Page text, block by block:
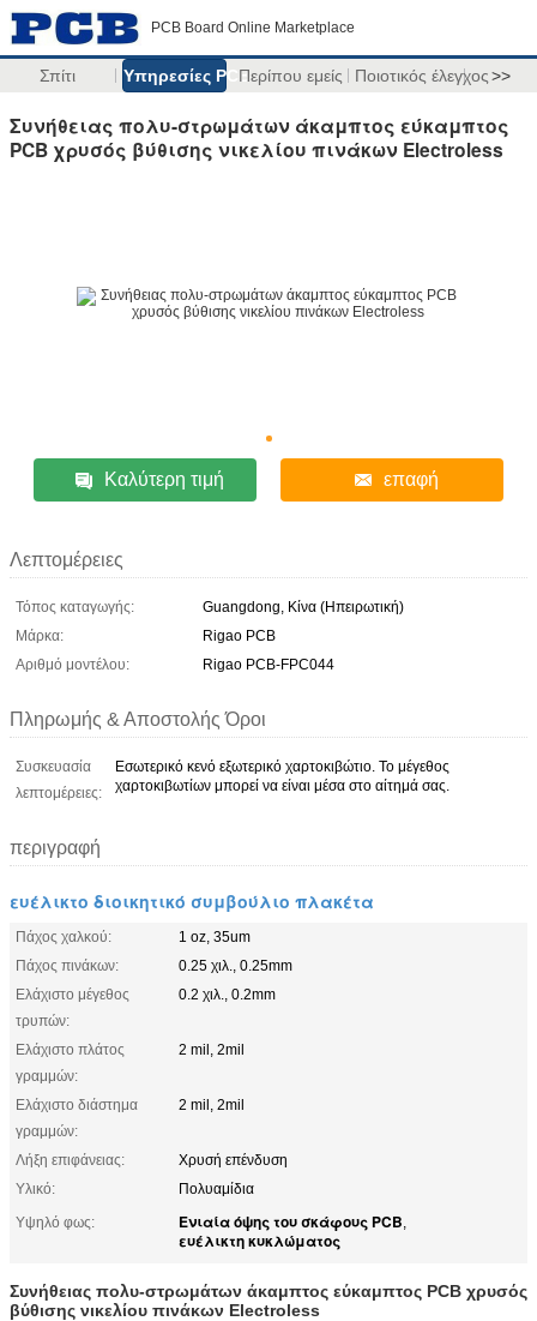
PCB Board Online Marketplace
Σπίτι Υπηρεσίες PCBΠερίπου εμείς Ποιοτικός έλεγχος>>
Συνήθειας πολυ-στρωμάτων άκαμπτος εύκαμπτος
PCB χρυσός βύθισης νικελίου πινάκων Electroless
Καλύτερη τιμή επαφή
Λεπτομέρειες
Τόπος καταγωγής:
Guangdong, Κίνα (Ηπειρωτική)
Μάρκα:
Rigao PCB
Αριθμό μοντέλου:
Rigao PCB-FPC044
Πληρωμής & Αποστολής Όροι
Συσκευασία
λεπτομέρειες:
Εσωτερικό κενό εξωτερικό χαρτοκιβώτιο. Το μέγεθος
χαρτοκιβωτίων μπορεί να είναι μέσα στο αίτημά σας.
περιγραφή
ευέλικτο διοικητικό συμβούλιο πλακέτα
Πάχος χαλκού:
1 oz, 35um
Πάχος πινάκων:
0.25 χιλ., 0.25mm
Ελάχιστο μέγεθος
τρυπών:
0.2 χιλ., 0.2mm
Ελάχιστο πλάτος
γραμμών:
2 mil, 2mil
Ελάχιστο διάστημα
γραμμών:
2 mil, 2mil
Λήξη επιφάνειας:
Χρυσή επένδυση
Υλικό:
Πολυαμίδια
Υψηλό φως:
Ενιαία όψης του σκάφους PCB,
ευέλικτη κυκλώματος
Συνήθειας πολυ-στρωμάτων άκαμπτος εύκαμπτος PCB χρυσός
βύθισης νικελίου πινάκων Electroless